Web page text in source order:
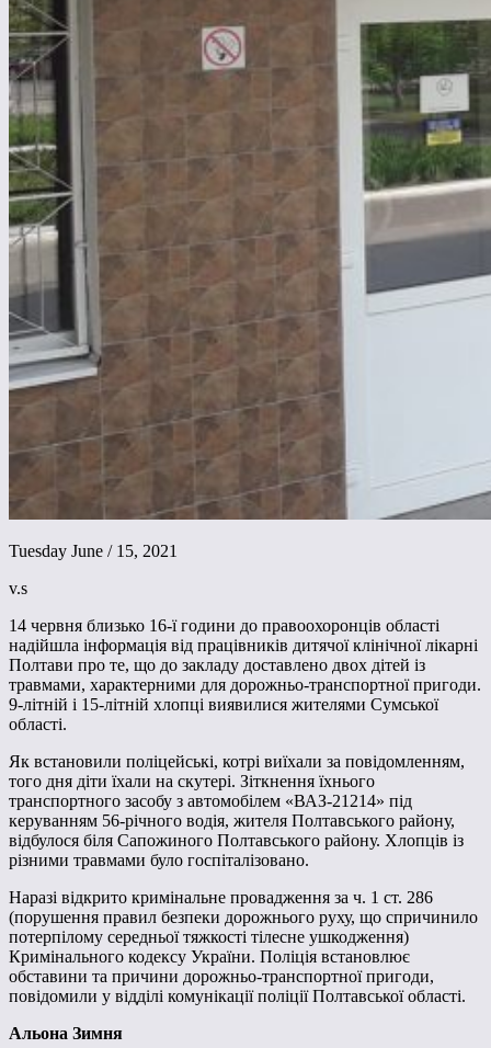
Tuesday June / 15, 2021
v.s
14 червня близько 16-ї години до правоохоронців області
надійшла інформація від працівників дитячої клінічної лікарні
Полтави про те, що до закладу доставлено двох дітей із
травмами, характерними для дорожньо-транспортної пригоди.
9-літній і 15-літній хлопці виявилися жителями Сумської
області.
Як встановили поліцейські, котрі виїхали за повідомленням,
того дня діти їхали на скутері. Зіткнення їхнього
транспортного засобу з автомобілем «ВАЗ-21214» під
керуванням 56-річного водія, жителя Полтавського району,
відбулося біля Сапожиного Полтавського району. Хлопців із
різними травмами було госпіталізовано.
Наразі відкрито кримінальне провадження за ч. 1 ст. 286
(порушення правил безпеки дорожнього руху, що спричинило
потерпілому середньої тяжкості тілесне ушкодження)
Кримінального кодексу України. Поліція встановлює
обставини та причини дорожньо-транспортної пригоди,
повідомили у відділі комунікації поліції Полтавської області.
Альона Зимня